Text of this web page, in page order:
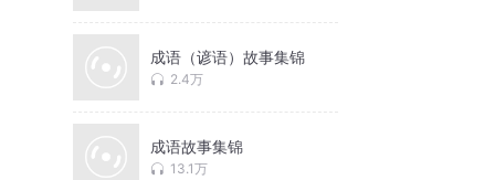
成语（谚语）故事集锦
2.4万
成语故事集锦
13.1万